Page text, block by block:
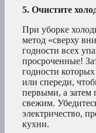
5. Очистите
При уборке
метод «сверху
годности всех
просроченные!
годности
или спереди,
первыми, а затем
свежим.
электричество,
кухни.